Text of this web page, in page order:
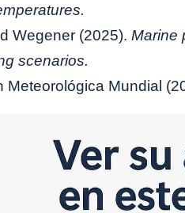
Wegener (2025). Marine
scenarios.
Meteorológica Mundial